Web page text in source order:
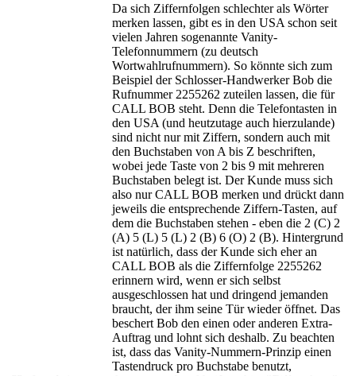
Da sich Ziffernfolgen schlechter als Wörter
merken lassen, gibt es in den USA schon seit
vielen Jahren sogenannte Vanity-
Telefonnummern (zu deutsch
Wortwahlrufnummern). So könnte sich zum
Beispiel der Schlosser-Handwerker Bob die
Rufnummer 2255262 zuteilen lassen, die für
CALL BOB steht. Denn die Telefontasten in
den USA (und heutzutage auch hierzulande)
sind nicht nur mit Ziffern, sondern auch mit
den Buchstaben von A bis Z beschriften,
wobei jede Taste von 2 bis 9 mit mehreren
Buchstaben belegt ist. Der Kunde muss sich
also nur CALL BOB merken und drückt dann
jeweils die entsprechende Ziffern-Tasten, auf
dem die Buchstaben stehen - eben die 2 (C) 2
(A) 5 (L) 5 (L) 2 (B) 6 (O) 2 (B). Hintergrund
ist natürlich, dass der Kunde sich eher an
CALL BOB als die Ziffernfolge 2255262
erinnern wird, wenn er sich selbst
ausgeschlossen hat und dringend jemanden
braucht, der ihm seine Tür wieder öffnet. Das
beschert Bob den einen oder anderen Extra-
Auftrag und lohnt sich deshalb. Zu beachten
ist, dass das Vanity-Nummern-Prinzip einen
Tastendruck pro Buchstabe benutzt,